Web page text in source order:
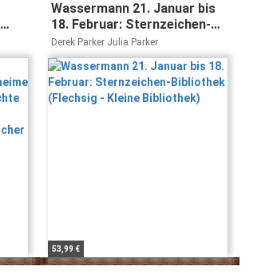
Wassermann 21. Januar bis
18. Februar: Sternzeichen-
Bibliothek (Flechsig - Kleine
Bibliothek)
Derek Parker Julia Parker
53,99 €